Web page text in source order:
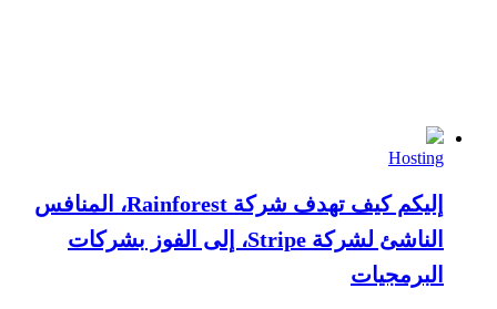
Hosting
إليكم كيف تهدف شركة Rainforest، المنافس
الناشئ لشركة Stripe، إلى الفوز بشركات
البرمجيات